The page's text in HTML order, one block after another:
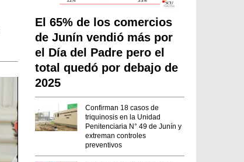
El 65% de los comercios
de Junín vendió más por
el Día del Padre pero el
total quedó por debajo de
2025
Confirman 18 casos de
triquinosis en la Unidad
Penitenciaria N° 49 de Junín y
extreman controles
preventivos